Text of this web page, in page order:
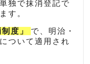
独で抹消登記で
す。
度」
で、明治・
ついて適用され